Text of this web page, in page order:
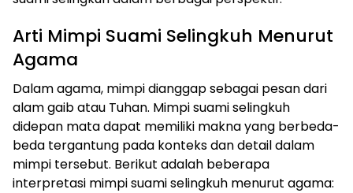
Arti Mimpi Suami Selingkuh Menurut
Agama
Dalam agama, mimpi dianggap sebagai pesan dari
alam gaib atau Tuhan. Mimpi suami selingkuh
didepan mata dapat memiliki makna yang berbeda-
beda tergantung pada konteks dan detail dalam
mimpi tersebut. Berikut adalah beberapa
interpretasi mimpi suami selingkuh menurut agama: